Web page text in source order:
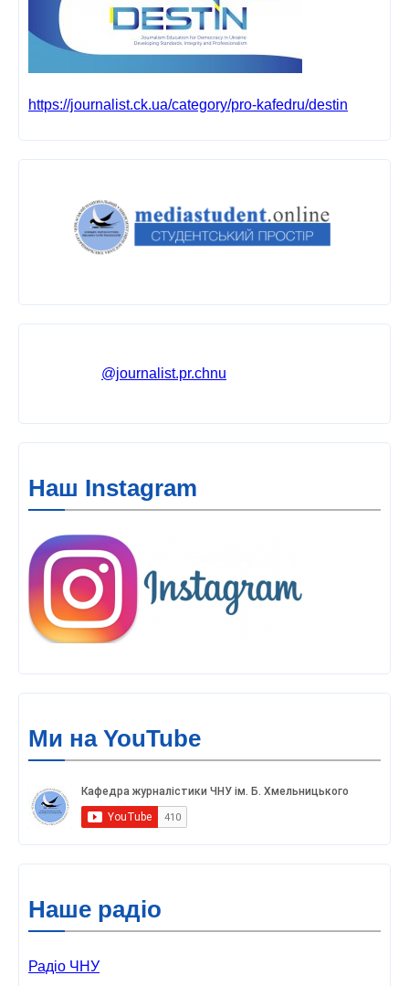
https://journalist.ck.ua/category/pro-kafedru/destin
@journalist.pr.chnu
Наш Instagram
Ми на YouTube
Наше радіо
Радіо ЧНУ